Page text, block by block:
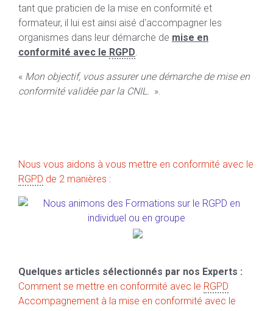
tant que praticien de la mise en conformité et
formateur, il lui est ainsi aisé d'accompagner les
organismes dans leur démarche de mise en
conformité avec le RGPD.
« Mon objectif, vous assurer une démarche de mise en
conformité validée par la CNIL. ».
Nous vous aidons à vous mettre en conformité avec le
RGPD de 2 manières :
Quelques articles sélectionnés par nos Experts :
Comment se mettre en conformité avec le RGPD
Accompagnement à la mise en conformité avec le